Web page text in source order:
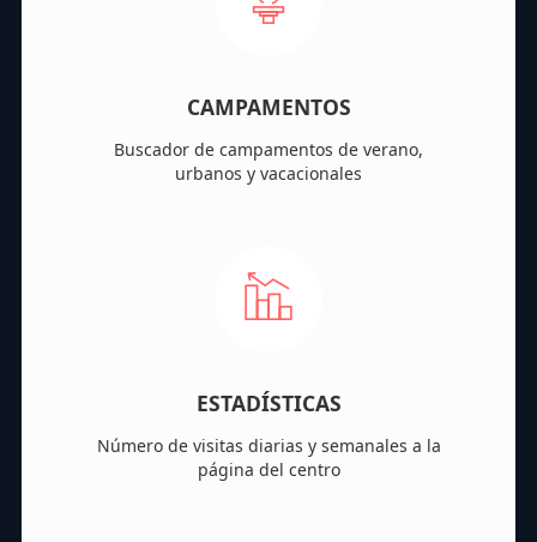
CAMPAMENTOS
Buscador de campamentos de verano,
urbanos y vacacionales
ESTADÍSTICAS
Número de visitas diarias y semanales a la
página del centro